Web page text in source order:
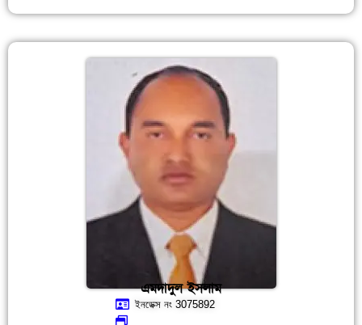
এমদাদুল ইসলাম
ইনডেক্স নং 3075892